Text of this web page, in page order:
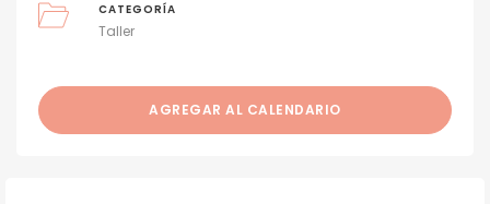
CATEGORÍA
Taller
AGREGAR AL CALENDARIO